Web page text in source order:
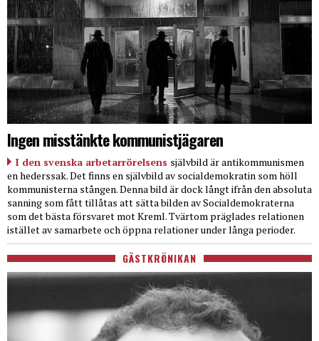
Ingen misstänkte kommunistjägaren
I den svenska arbetarrörelsens självbild är antikommunismen
en hederssak. Det finns en självbild av socialdemokratin som höll
kommunisterna stången. Denna bild är dock långt ifrån den absoluta
sanning som fått tillåtas att sätta bilden av Socialdemokraterna
som det bästa försvaret mot Kreml. Tvärtom präglades relationen
istället av samarbete och öppna relationer under långa perioder.
GÄSTKRÖNIKAN